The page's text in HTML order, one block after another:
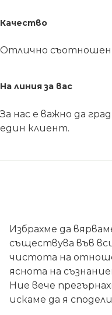
Качество
Отлично
На линия за вас
За нас е важно да
един клиент.
Избрахме да
съществува във
чистота на
яснота на
Ние вече
искаме да я